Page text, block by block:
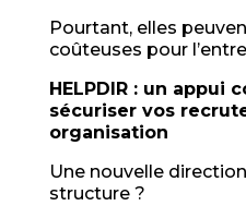
Pourtant, elles
coûteuses pour
HELPDIR : un appui
sécuriser vos
organisation
Une nouvelle
structure ?